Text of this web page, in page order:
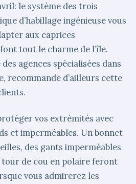
le système des trois
d’habillage ingénieuse vous
aux caprices
tout le charme de l’île.
des agences spécialisées dans
recommande d’ailleurs cette
vos extrémités avec
et imperméables. Un bonnet
des gants imperméables
tour de cou en polaire feront
vous admirerez les